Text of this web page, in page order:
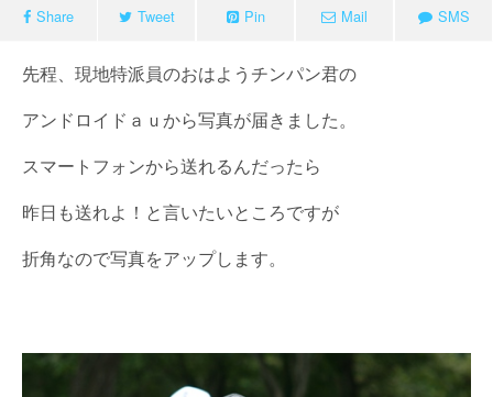
Share Tweet Pin Mail SMS
先程、現地特派員のおはようチンパン君の
アンドロイドａｕから写真が届きました。
スマートフォンから送れるんだったら
昨日も送れよ！と言いたいところですが
折角なので写真をアップします。